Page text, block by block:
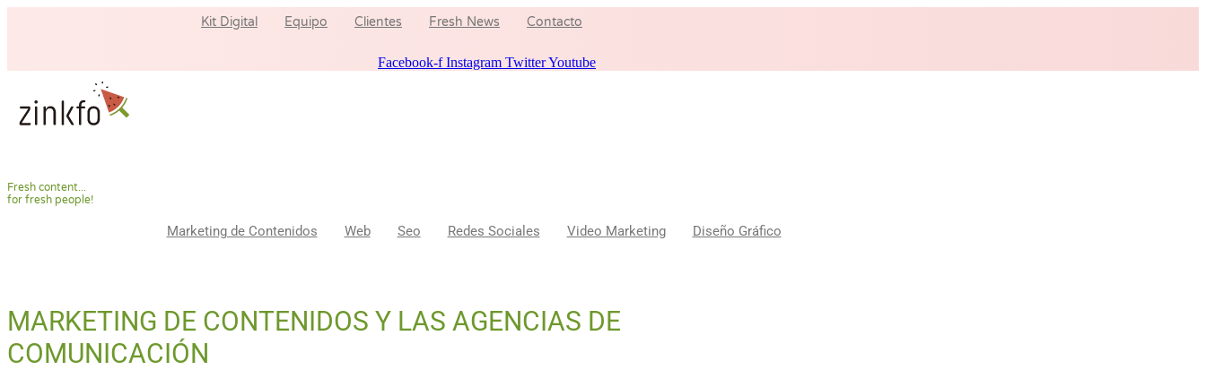
Kit Digital Equipo Clientes Fresh News Contacto
Facebook-f Instagram TwitterYoutube
Fresh content...
for fresh people!
Marketing de Contenidos Web Seo Redes Sociales Video Marketing Diseño Gráfico
MARKETING DE CONTENIDOS Y LAS AGENCIAS DE
COMUNICACIÓN